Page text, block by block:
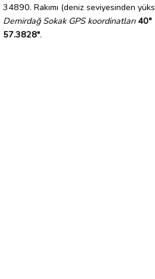
34890. Rakımı (deniz seviyesinden
Demirdağ Sokak GPS koordinatları 40°
57.3828".